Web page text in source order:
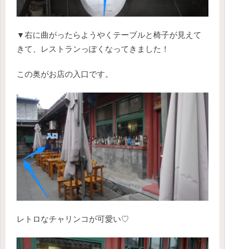
▼右に曲がったらようやくテーブルと椅子が見えて
きて、レストランっぽくなってきました！
この奥がお店の入口です。
レトロなチャリンコが可愛い♡